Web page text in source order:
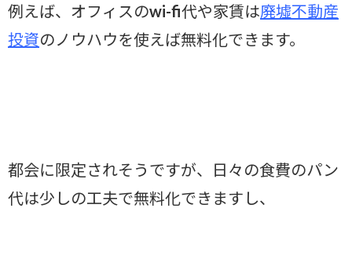
例えば、オフィスのwi-fi代や家賃は廃墟不動産
投資のノウハウを使えば無料化できます。
都会に限定されそうですが、日々の食費のパン
代は少しの工夫で無料化できますし、